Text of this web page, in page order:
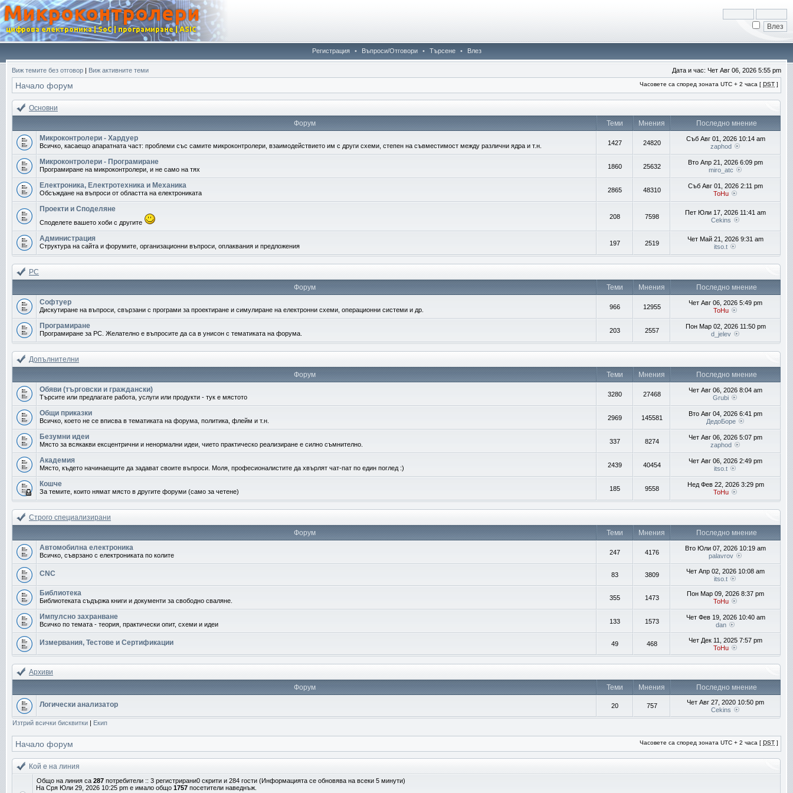
Регистрация • Въпроси/Отговори • Търсене • Влез
Виж темите без отговор | Виж активните теми Дата и час: Чет Авг 06, 2026 5:55 pm
Начало форум Часовете са според зоната UTC + 2 часа [ DST ]
Основни
Форум
Теми Мнения
Последно мнение
Микроконтролери - Хардуер
Всичко, касаещо апаратната част: проблеми със самите микроконтролери, взаимодействието им с други схеми, степен на съвместимост между различни ядра и т.н. 1427 24820
Съб Авг 01, 2026 10:14 am
zaphod
Микроконтролери - Програмиране
Програмиране на микроконтролери, и не само на тях 1860 25632
Вто Апр 21, 2026 6:09 pm
miro_atc
Електроника, Електротехника и Механика
Обсъждане на въпроси от областта на електрониката 2865 48310
Съб Авг 01, 2026 2:11 pm
ToHu
Проекти и Споделяне
Споделете вашето хоби с другите
208 7598
Пет Юли 17, 2026 11:41 am
Cekins
Администрация
Структура на сайта и форумите, организационни въпроси, оплаквания и предложения 197 2519
Чет Май 21, 2026 9:31 am
itso.t
PC
Форум
Теми Мнения
Последно мнение
Софтуер
Дискутиране на въпроси, свързани с програми за проектиране и симулиране на електронни схеми, операционни системи и др. 966 12955
Чет Авг 06, 2026 5:49 pm
ToHu
Програмиране
Програмиране за PC. Желателно е въпросите да са в унисон с тематиката на форума. 203 2557
Пон Мар 02, 2026 11:50 pm
d_jelev
Допълнителни
Форум
Теми Мнения
Последно мнение
Обяви (търговски и граждански)
Търсите или предлагате работа, услуги или продукти - тук е мястото 3280 27468
Чет Авг 06, 2026 8:04 am
Grubi
Общи приказки
Всичко, което не се вписва в тематиката на форума, политика, флейм и т.н. 2969 145581
Вто Авг 04, 2026 6:41 pm
ДедоБоре
Безумни идеи
Място за всякакви ексцентрични и ненормални идеи, чието практическо реализиране е силно съмнително. 337 8274
Чет Авг 06, 2026 5:07 pm
zaphod
Академия
Място, където начинаещите да задават своите въпроси. Моля, професионалистите да хвърлят чат-пат по един поглед :) 2439 40454
Чет Авг 06, 2026 2:49 pm
itso.t
Кошче
За темите, които нямат място в другите форуми (само за четене) 185 9558
Нед Фев 22, 2026 3:29 pm
ToHu
Строго специализирани
Форум
Теми Мнения
Последно мнение
Автомобилна електроника
Всичко, съврзано с електрониката по колите 247 4176
Вто Юли 07, 2026 10:19 am
palavrov
CNC 83 3809
Чет Апр 02, 2026 10:08 am
itso.t
Библиотека
Библиотеката съдържа книги и документи за свободно сваляне. 355 1473
Пон Мар 09, 2026 8:37 pm
ToHu
Импулсно захранване
Всичко по темата - теория, практически опит, схеми и идеи 133 1573
Чет Фев 19, 2026 10:40 am
dan
Измервания, Тестове и Сертификации 49 468
Чет Дек 11, 2025 7:57 pm
ToHu
Архиви
Форум
Теми Мнения Последно мнение
Логически анализатор 20 757
Чет Авг 27, 2020 10:50 pm
Cekins
Изтрий всички бисквитки | Екип
Начало форум Часовете са според зоната UTC + 2 часа [ DST ]
Кой е на линия
Общо на линия са 287 потребители :: 3 регистрирани0 скрити и 284 гости (Информацията се обновява на всеки 5 минути)
На Сря Юли 29, 2026 10:25 pm е имало общо 1757 посетители наведнъж.